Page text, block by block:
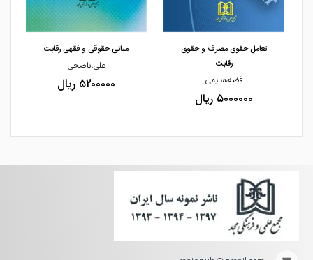
مشاهده و خرید مشاهده و خرید
تعامل حقوق مصرف و حقوق
رقابت
فضه،سلیمی
۵۰۰۰۰۰۰ ریال
مبانی حقوقی و فقهی رقابت
علی،ناصحی
۵۲۰۰۰۰۰ ریال